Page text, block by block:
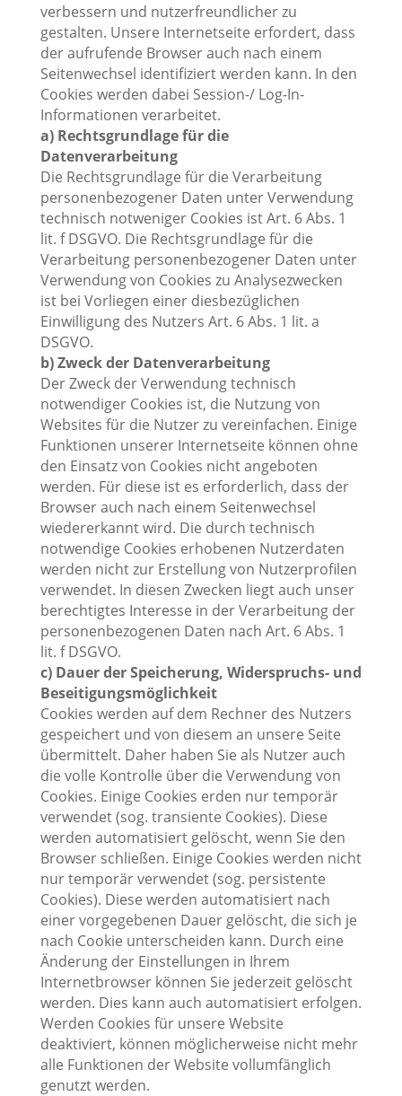
verbessern und nutzerfreundlicher zu
gestalten. Unsere Internetseite erfordert, dass
der aufrufende Browser auch nach einem
Seitenwechsel identifiziert werden kann. In den
Cookies werden dabei Session-/ Log-In-
Informationen verarbeitet.
a) Rechtsgrundlage für die
Datenverarbeitung
Die Rechtsgrundlage für die Verarbeitung
personenbezogener Daten unter Verwendung
technisch notweniger Cookies ist Art. 6 Abs. 1
lit. f DSGVO. Die Rechtsgrundlage für die
Verarbeitung personenbezogener Daten unter
Verwendung von Cookies zu Analysezwecken
ist bei Vorliegen einer diesbezüglichen
Einwilligung des Nutzers Art. 6 Abs. 1 lit. a
DSGVO.
b) Zweck der Datenverarbeitung
Der Zweck der Verwendung technisch
notwendiger Cookies ist, die Nutzung von
Websites für die Nutzer zu vereinfachen. Einige
Funktionen unserer Internetseite können ohne
den Einsatz von Cookies nicht angeboten
werden. Für diese ist es erforderlich, dass der
Browser auch nach einem Seitenwechsel
wiedererkannt wird. Die durch technisch
notwendige Cookies erhobenen Nutzerdaten
werden nicht zur Erstellung von Nutzerprofilen
verwendet. In diesen Zwecken liegt auch unser
berechtigtes Interesse in der Verarbeitung der
personenbezogenen Daten nach Art. 6 Abs. 1
lit. f DSGVO.
c) Dauer der Speicherung, Widerspruchs- und
Beseitigungsmöglichkeit
Cookies werden auf dem Rechner des Nutzers
gespeichert und von diesem an unsere Seite
übermittelt. Daher haben Sie als Nutzer auch
die volle Kontrolle über die Verwendung von
Cookies. Einige Cookies erden nur temporär
verwendet (sog. transiente Cookies). Diese
werden automatisiert gelöscht, wenn Sie den
Browser schließen. Einige Cookies werden nicht
nur temporär verwendet (sog. persistente
Cookies). Diese werden automatisiert nach
einer vorgegebenen Dauer gelöscht, die sich je
nach Cookie unterscheiden kann. Durch eine
Änderung der Einstellungen in Ihrem
Internetbrowser können Sie jederzeit gelöscht
werden. Dies kann auch automatisiert erfolgen.
Werden Cookies für unsere Website
deaktiviert, können möglicherweise nicht mehr
alle Funktionen der Website vollumfänglich
genutzt werden.